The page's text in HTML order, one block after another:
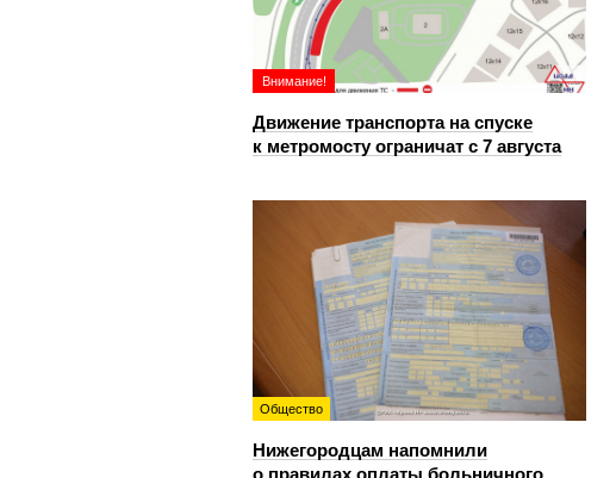
Внимание!
Движение транспорта на спуске
к метромосту ограничат с 7 августа
Общество
Нижегородцам напомнили
о правилах оплаты больничного